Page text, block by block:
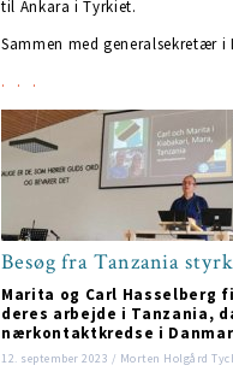
til Ankara i Tyrkiet.
Sammen med generalsekretær i
Besøg fra Tanzania
Marita og Carl Hasselberg
deres arbejde i Tanzania,
nærkontaktkredse i
12. september 2023 / Morten Holgård